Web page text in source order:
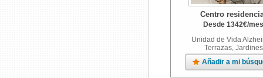
Centro
Desde 1342€/mes
Unidad de Vida
Terrazas, Jardines
Añadir a mi